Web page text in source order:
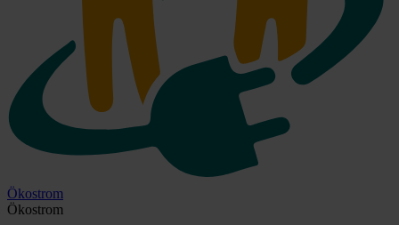
Ökostrom
Ökostrom